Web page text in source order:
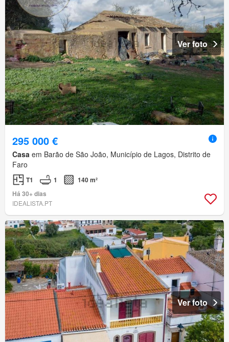
Ver foto
295 000 €
Casa em Barão de São João, Município de Lagos, Distrito de
Faro
T1 1
140 m²
Há 30+ dias
IDEALISTA.PT
Ver foto